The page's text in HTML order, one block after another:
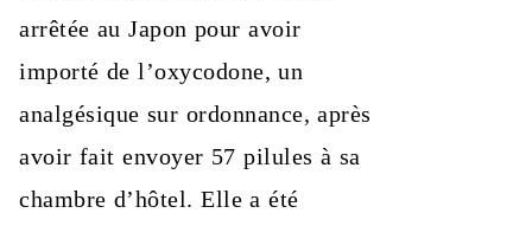
arrêtée au Japon pour avoir
importé de l’oxycodone, un
analgésique sur ordonnance, après
avoir fait envoyer 57 pilules à sa
chambre d’hôtel. Elle a été